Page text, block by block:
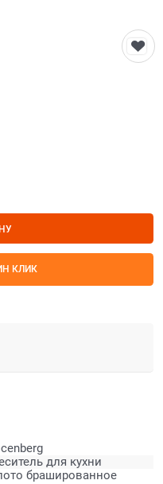
КЛИК
для кухни
брашированное